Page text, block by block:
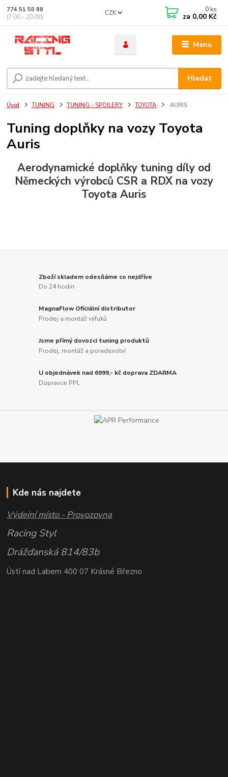
Menu
CZK
Hledat
774 51 50 88
(7:00 - 20:00)
0 ks
za 0,00 Kč
Úvod TUNING TUNING - SPOILERY TOYOTA AURIS
Tuning doplňky na vozy Toyota
Auris
Aerodynamické doplňky tuning díly od
Německých výrobců CSR a RDX na vozy
Toyota Auris
Zboží skladem odesíláme co nejdříve
Do 24 hodin
MagnaFlow Oficiální distributor
Prodej a montáž výfuků
Jsme přímý dovozci tuning produktů
Prodej, montáž a poradenství
U objednávek nad 6999,- kč doprava ZDARMA
Dopravce PPL
Kde nás najdete
Výdejní místo - Provozovna
Racing Styl
Drážďanská 814/83b
Ústí nad Labem 400 07 Krásné Březno